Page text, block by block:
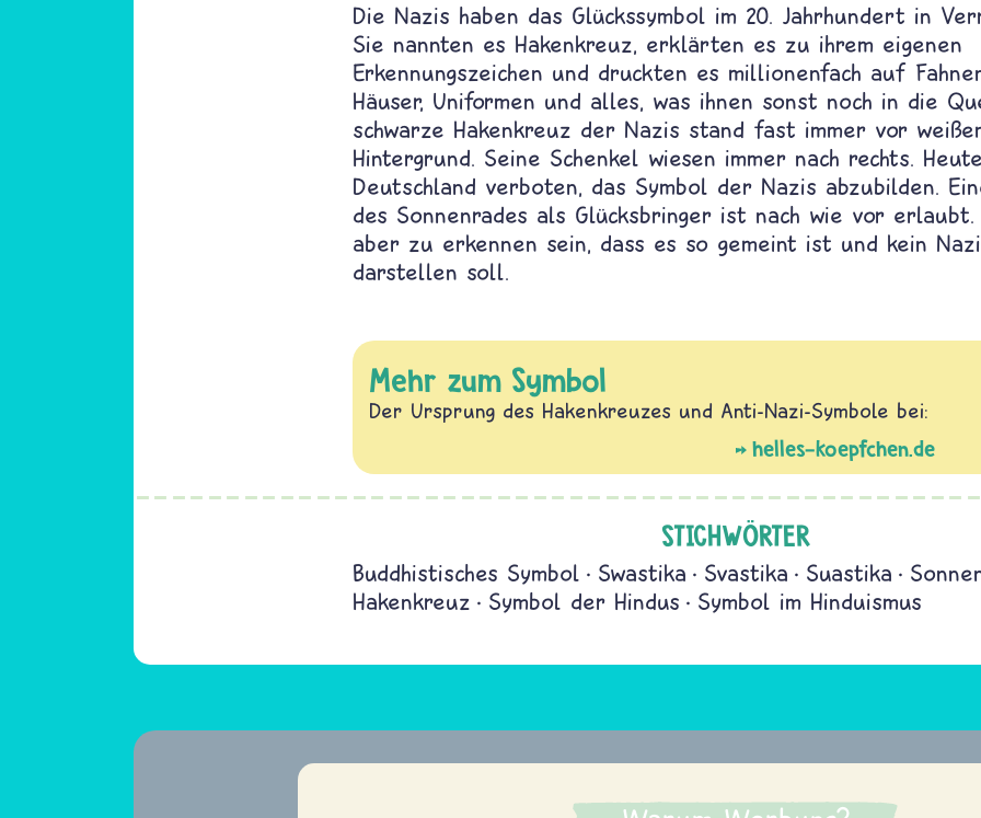
Die Nazis haben das Glückssymbol im 20. Jahrhundert in
Sie nannten es Hakenkreuz, erklärten es zu ihrem eigenen
Erkennungszeichen und druckten es millionenfach auf
Häuser, Uniformen und alles, was ihnen sonst noch in die
schwarze Hakenkreuz der Nazis stand fast immer vor
Hintergrund. Seine Schenkel wiesen immer nach rechts.
Deutschland verboten, das Symbol der Nazis abzubilden.
des Sonnenrades als Glücksbringer ist nach wie vor erlaubt.
aber zu erkennen sein, dass es so gemeint ist und kein
darstellen soll.
Mehr zum Symbol
Der Ursprung des Hakenkreuzes und Anti-Nazi-Symbole bei:
helles-koepfchen.de
STICHWÖRTER
Buddhistisches Symbol Swastika Svastika Suastika
Hakenkreuz
Symbol der Hindus Symbol im Hinduismus